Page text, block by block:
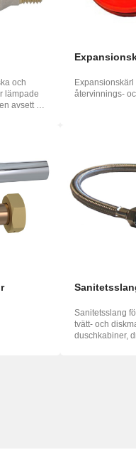
och
lämpade
avsett för
Expansionskärl
återvinnings-
Sanitetsslang
tvätt- och
duschkabiner,